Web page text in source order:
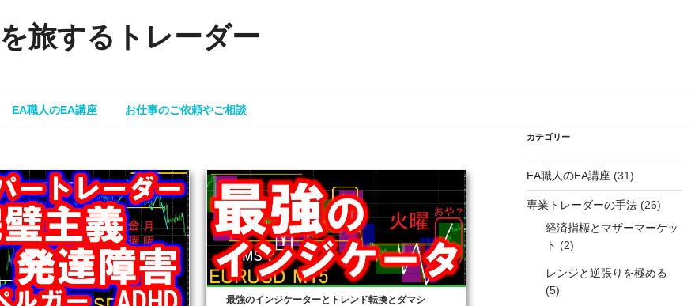
旅するトレーダー
EA職人のEA講座 お仕事のご依頼やご相談
最強のインジケーターとトレンド転換とダマシ
カテゴリー
EA職人のEA講座 (31)
専業トレーダーの手法 (26)
経済指標とマザーマーケッ
ト (2)
レンジと逆張りを極める
(5)